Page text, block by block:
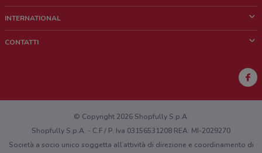
Chi siamo
Lavora con noi
Richieste commerciali e marketing
INTERNATIONAL
CONTATTI
Hai un malfunzionamento sul web o sull'app?
© Copyright 2026 Shopfully S.p.A.
Shopfully S.p.A. - C.F / P. Iva 03156531208 REA: MI-2029270
Società a socio unico soggetta all’attività di direzione e coordinamento di